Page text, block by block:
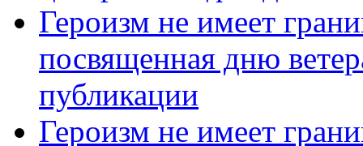
Героизм не имеет
посвященная дню
публикации
Героизм не имеет